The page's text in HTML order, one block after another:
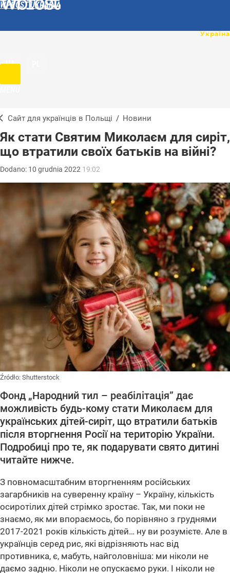
WPROST UKRAINA
UA
Сайт для українців в Польщі / Новини
Як стати Святим Миколаєм для сиріт,
що втратили своїх батьків на війні?
Dodano: 10 grudnia 2022 19:02
Źródło: Shutterstock
Фонд „Народний тил – реабілітація” дає
можливість будь-кому стати Миколаєм для
українських дітей-сиріт, що втратили батьків
після вторгнення Росії на територію України.
Подробиці про те, як подарувати свято дитині
читайте нижче.
З повномасштабним вторгненням російських
загарбників на суверенну країну – Україну, кількість
осиротілих дітей стрімко зростає. Так, ми поки не
знаємо, як ми впораємось, бо порівняно з груднями
2017-2021 років кількість дітей… ну ви розумієте. Але в
українців серед рис, які відрізняють нас від
противника, є, мабуть, найголовніша: ми ніколи не
даємо задню. Ніколи не опускаємо руки. І ніколи не